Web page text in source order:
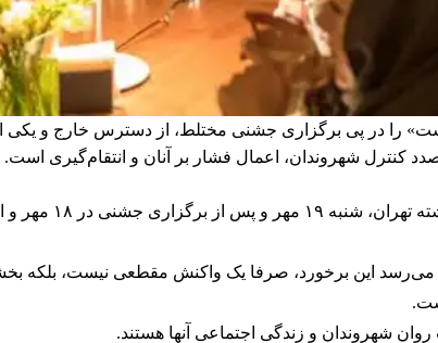
را در پی برگزاری جشنی مختلط، از دسترس خارج و یکی
کنترل شهروندان، اعمال فشار بر آنان و انتقام‌گیری است.
برخی رسانه‌ها در
می‌رسد این برخورد، صرفا یک واکنش مقطعی نیست، بلکه
شهروندان و زندگی اجتماعی آنها هستند.